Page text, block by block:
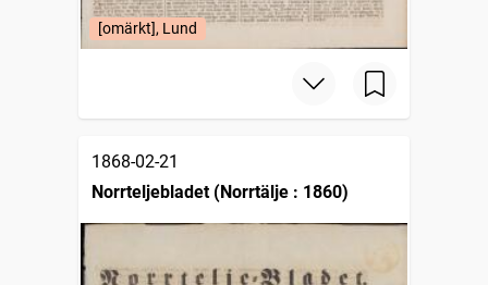
[omärkt], Lund
1868-02-21
Norrteljebladet (Norrtälje : 1860)